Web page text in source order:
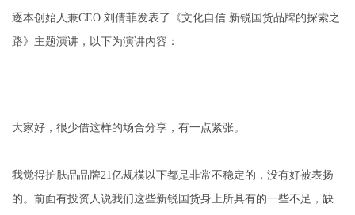
逐本创始人兼CEO 刘倩菲发表了《文化自信 新锐国货品牌的探索之
路》主题演讲，以下为演讲内容：
大家好，很少借这样的场合分享，有一点紧张。
我觉得护肤品品牌21亿规模以下都是非常不稳定的，没有好被表扬
的。前面有投资人说我们这些新锐国货身上所具有的一些不足，缺